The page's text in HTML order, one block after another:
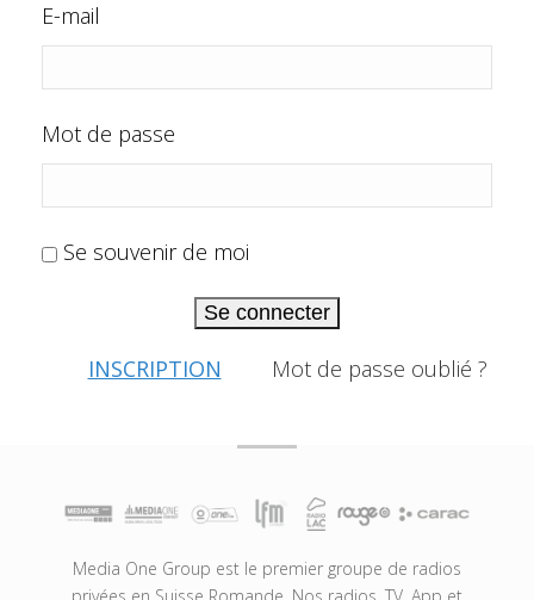
E-mail
Mot de passe
Se souvenir de moi
Se connecter
INSCRIPTION Mot de passe oublié ?
Media One Group est le premier groupe de radios
privées en Suisse Romande. Nos radios, TV, App et